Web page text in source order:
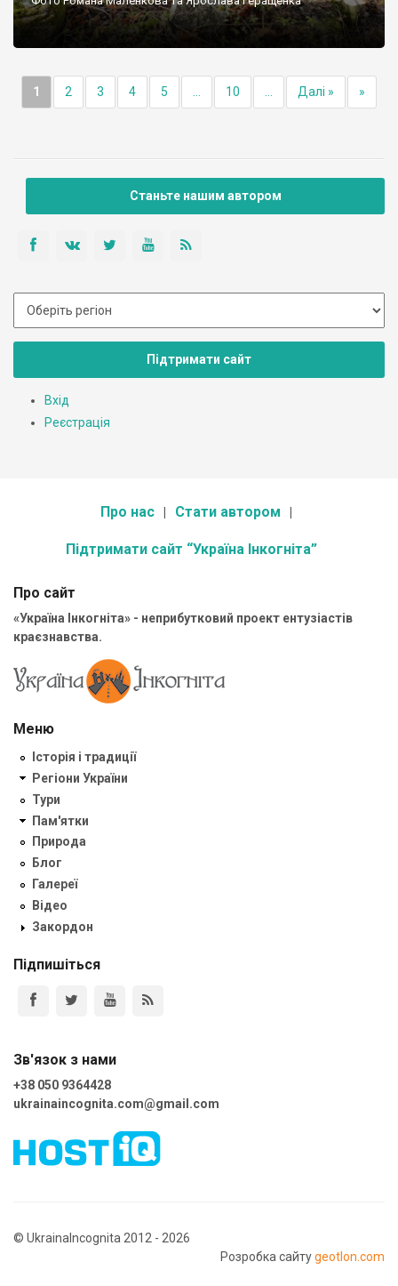
1 2 3 4 5 10 Далі » »
Станьте нашим автором
Підтримати сайт
Вхід
Реєстрація
Про нас Стати автором
Підтримати сайт “Україна Інкогніта”
Про сайт
«Україна Інкогніта» - неприбутковий проект ентузіастів
краєзнавства.
Меню
Історія і традиції
Регіони України
Тури
Пам'ятки
Природа
Блог
Галереї
Відео
Закордон
Підпишіться
Зв'язок з нами
+38 050 9364428
ukrainaincognita.com@gmail.com
© UkrainaIncognita 2012 - 2026
Розробка сайтуgeotlon.com